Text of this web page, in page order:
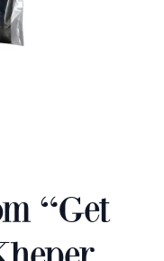
“Get